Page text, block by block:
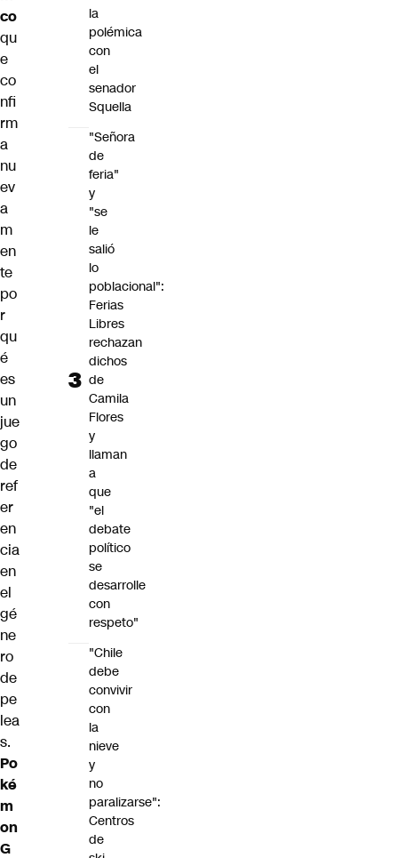
co
qu
e
co
nfi
rm
a
nu
ev
a
m
en
te
po
r
qu
é
es
un
jue
go
de
ref
er
en
cia
en
el
gé
ne
ro
de
pe
lea
s.
Po
ké
m
on
G
la
polémica
con
el
senador
Squella
"Señora
de
feria"
y
"se
le
salió
lo
poblacional":
Ferias
Libres
rechazan
dichos
de
Camila
Flores
y
llaman
a
que
"el
debate
político
se
desarrolle
con
respeto"
"Chile
debe
convivir
con
la
nieve
y
no
paralizarse":
Centros
de